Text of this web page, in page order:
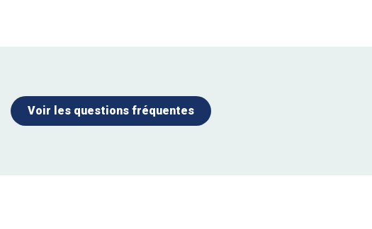
Voir les questions fréquentes